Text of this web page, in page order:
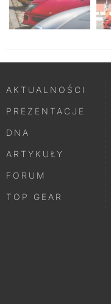
AKTUALNOŚCI
PREZENTACJE
DNA
ARTYKUŁY
FORUM
TOP GEAR